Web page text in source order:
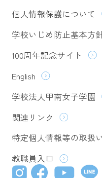
個人情報保護について
学校いじめ防止基本方
100周年記念サイト
English
学校法人甲南女子学園
関連リンク
特定個人情報等の取扱
教職員入口